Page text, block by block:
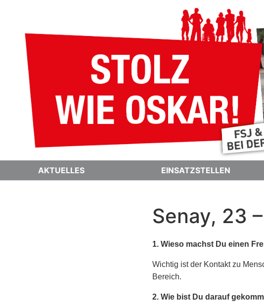
AKTUELLES EINSATZSTELLEN
Senay, 23
1. Wieso machst Du einen
Wichtig ist der Kontakt zu
Bereich.
2. Wie bist Du darauf